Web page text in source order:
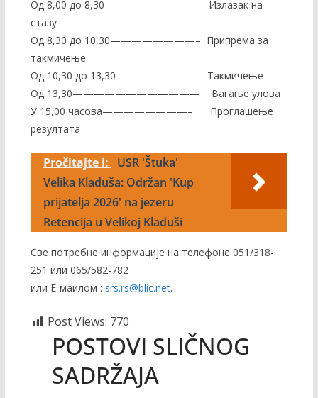
Од 8,00 до 8,30—————————– Излазак на
стазу
Од 8,30 до 10,30————————– Припрема за
такмичење
Од 10,30 до 13,30———————– Такмичење
Од 13,30———————————— Вагање улова
У 15,00 часова————————– Проглашење
резултата
Pročitajte i:
USR 'Štuka'
Velika Kladuša: Održan 'Kup
prijatelja 2026' na jezeru
Retencija u Velikoj Kladuši
Све потребне информације на телефоне 051/318-
251 или 065/582-782
или Е-маилом : srs.rs@blic.net.
Post Views: 770
POSTOVI SLIČNOG
SADRŽAJA